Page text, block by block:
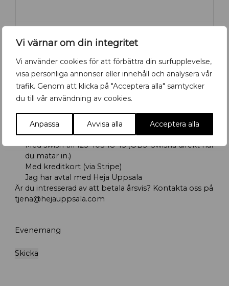
Vi värnar om din integritet
Vi använder cookies för att förbättra din surfupplevelse,
visa personliga annonser eller innehåll och analysera vår
trafik. Genom att klicka på "Acceptera alla" samtycker
du till vår användning av cookies.
Anpassa Avvisa alla Acceptera alla
Totalt: 250,00 kr
Betalning(Obligatoriskt)
Med swish till 123 403 18 45 (OBS: Swisha direkt när
du matar in.)
Med kreditkort (via Stripe)
Jag har avtal med Heja Uppsala
Är du intresserad av att betala årsvis? Kontakta oss på
tjena@hejauppsala.com
Evenemang
Skicka